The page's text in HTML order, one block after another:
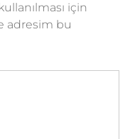
için
adresim bu